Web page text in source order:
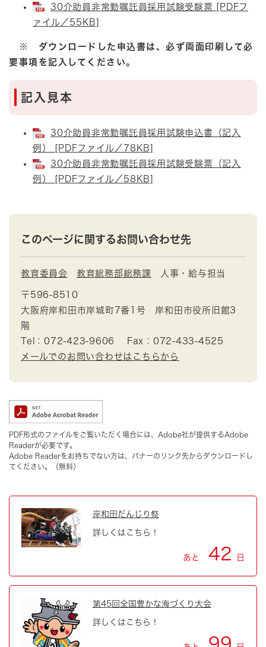
30介助員非常勤嘱託員採用試験受験票 [PDFフ
ァイル／55KB]
※ ダウンロードした申込書は、必ず両面印刷して必
要事項を記入してください。
記入見本
30介助員非常勤嘱託員採用試験申込書（記入
例） [PDFファイル／78KB]
30介助員非常勤嘱託員採用試験受験票（記入
例） [PDFファイル／58KB]
このページに関するお問い合わせ先
教育委員会 教育総務部総務課 人事・給与担当
〒596-8510
大阪府岸和田市岸城町7番1号 岸和田市役所旧館3
階
Tel：072-423-9606
Fax：072-433-4525
メールでのお問い合わせはこちらから
PDF形式のファイルをご覧いただく場合には、Adobe社が提供するAdobe
Readerが必要です。
Adobe Readerをお持ちでない方は、バナーのリンク先からダウンロードし
てください。（無料）
岸和田だんじり祭
詳しくはこちら！
あと 42 日
第45回全国豊かな海づくり大会
詳しくはこちら！
99